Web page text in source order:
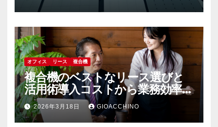
オフィス リース 複合機
複合機のベストなリース選びと
活用術導入コストから業務効率化
まで
2026年3月18日 GIOACCHINO